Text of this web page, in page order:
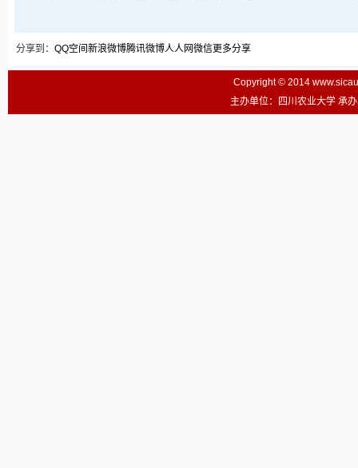
分享到： QQ空间 新浪微博腾讯微博人人网微信更多分享
Copyright © 2014
主办单位：四川农业大学 承